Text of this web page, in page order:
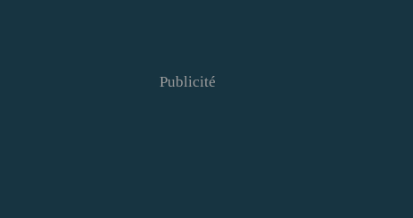
Publicité